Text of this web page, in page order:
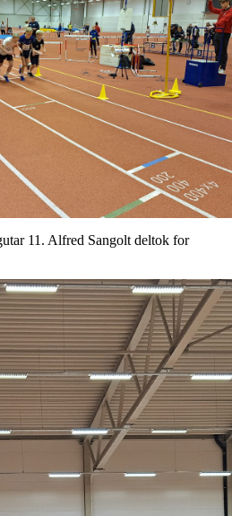
11. Alfred Sangolt deltok for